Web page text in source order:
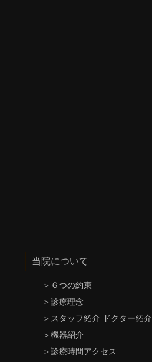
当院について
＞ ６つの約束
＞診療理念
＞ スタッフ紹介 ドクター紹介
＞機器紹介
＞診療時間アクセス